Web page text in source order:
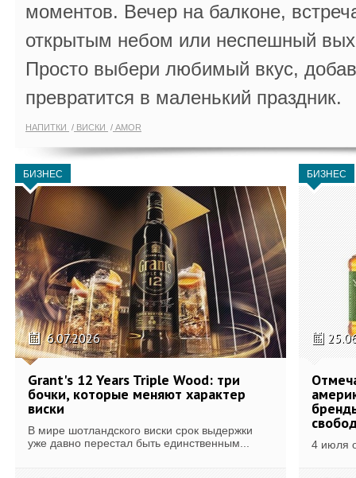
моментов. Вечер на балконе,
открытым небом или неспешный
Просто выбери любимый вкус,
превратится в маленький праздник.
НАПИТКИ ВИСКИ AMOR
БИЗНЕС
6.07.2026
Grant's 12 Years Triple Wood: три
бочки, которые меняют характер
виски
В мире шотландского виски срок выдержки
уже давно перестал быть единственным...
БИЗНЕС
4 июля